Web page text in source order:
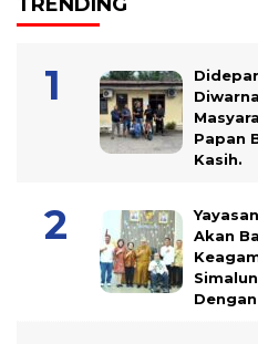
Papan
Kasih.
Akan